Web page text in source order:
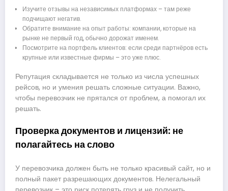
Изучите отзывы на независимых платформах – там реже
подчищают негатив.
Обратите внимание на опыт работы: компании, которые на
рынке не первый год, обычно дорожат именем.
Посмотрите на портфель клиентов: если среди партнёров есть
крупные или известные фирмы – это уже плюс.
Репутация складывается не только из числа успешных
рейсов, но и умения решать сложные ситуации. Важно,
чтобы перевозчик не прятался от проблем, а помогал их
решать.
Проверка документов и лицензий: не
полагайтесь на слово
У перевозчика должен быть не только красивый сайт, но и
полный пакет разрешающих документов. Нелегальный